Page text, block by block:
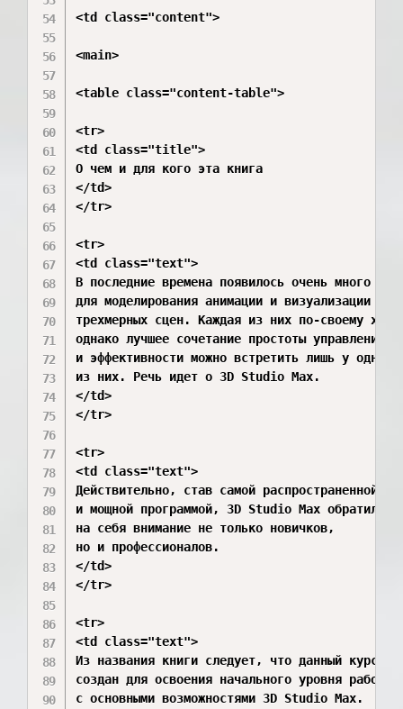
<td class="content">
<main>
<table class="content-table">
<tr>
<td class="title">
О чем и для кого эта книга
</td>
</tr>
<tr>
<td class="text">
В последние времена появилось очень много
для моделирования анимации и визуализации
трехмерных сцен. Каждая из них по-своему
однако лучшее сочетание простоты управления
и эффективности можно встретить лишь у одной
из них. Речь идет о 3D Studio Max.
</td>
</tr>
<tr>
<td class="text">
Действительно, став самой распространенной
и мощной программой, 3D Studio Max обратил
на себя внимание не только новичков,
но и профессионалов.
</td>
</tr>
<tr>
<td class="text">
Из названия книги следует, что данный курс
создан для освоения начального уровня работы
с основными возможностями 3D Studio Max.